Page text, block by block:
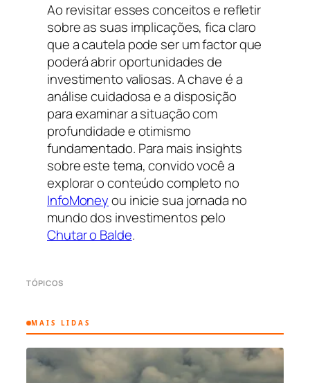
Ao revisitar esses conceitos e refletir
sobre as suas implicações, fica claro
que a cautela pode ser um factor que
poderá abrir oportunidades de
investimento valiosas. A chave é a
análise cuidadosa e a disposição
para examinar a situação com
profundidade e otimismo
fundamentado. Para mais insights
sobre este tema, convido você a
explorar o conteúdo completo no
InfoMoneyou inicie sua jornada no
mundo dos investimentos pelo
Chutar o Balde.
TÓPICOS
MAIS LIDAS